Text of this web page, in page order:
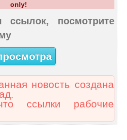
only!
ссылок, посмотрите
новость создана
ссылки рабочие